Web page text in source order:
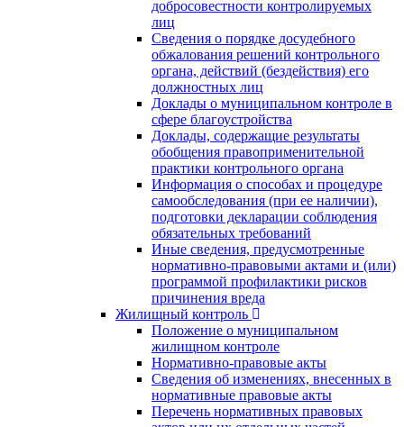
добросовестности контролируемых
лиц
Сведения о порядке досудебного
обжалования решений контрольного
органа, действий (бездействия) его
должностных лиц
Доклады о муниципальном контроле в
сфере благоустройства
Доклады, содержащие результаты
обобщения правоприменительной
практики контрольного органа
Информация о способах и процедуре
самообследования (при ее наличии),
подготовки декларации соблюдения
обязательных требований
Иные сведения, предусмотренные
нормативно-правовыми актами и (или)
программой профилактики рисков
причинения вреда
Жилищный контроль
Положение о муниципальном
жилищном контроле
Нормативно-правовые акты
Сведения об изменениях, внесенных в
нормативные правовые акты
Перечень нормативных правовых